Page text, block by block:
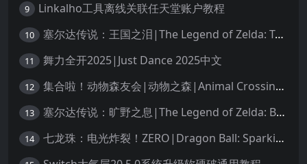
9 Linkalho工具离线关联任天堂账户教程
10 塞尔达传说：王国之泪|The Legend of Zelda: Tears of the Kingdom中文
11 舞力全开2025|Just Dance 2025中文
12 集合啦！动物森友会|动物之森|Animal Crossing: New Horizons中文
13 塞尔达传说：旷野之息|The Legend of Zelda: Breath of the Wild中文
14 七龙珠：电光炸裂！ZERO|Dragon Ball: Sparking! Zero中文